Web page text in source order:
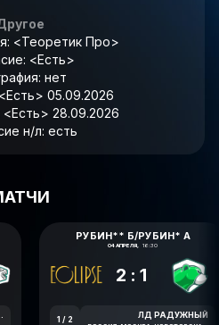
<Теоретик Про>
<Есть>
нет
<Есть> 05.09.2026
<Есть> 28.09.2026
н/л: есть
РУБИН** Б/РУБИН* А
04 АПРЕЛЯ, 16:30
2:1
1 / 2 ЛД РАДУЖНЫЙ